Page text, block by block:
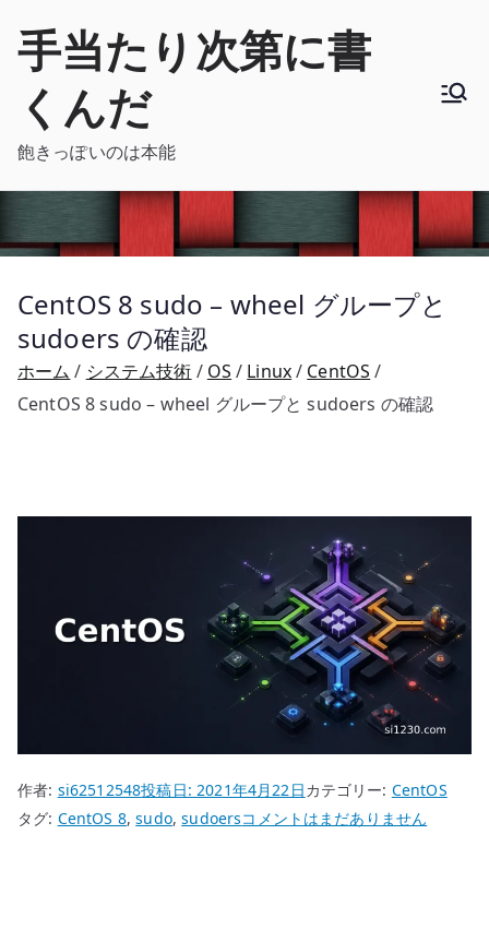
手当たり次第に書
くんだ
飽きっぽいのは本能
CentOS 8 sudo – wheel グループと
sudoers の確認
ホーム システム技術 OS Linux
CentOS
CentOS 8 sudo – wheel グループと sudoers の確認
作者: si62512548投稿日:2021年4月22日カテゴリー: CentOS
タグ: CentOS 8,sudo,sudoersCentOS
コメントはまだありません